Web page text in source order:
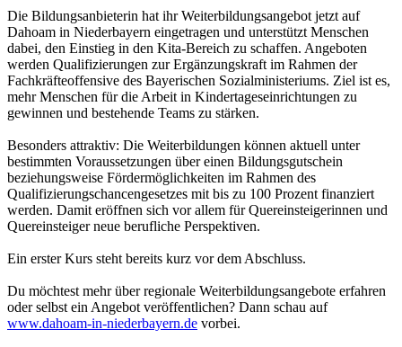
Die Bildungsanbieterin hat ihr Weiterbildungsangebot jetzt auf
Dahoam in Niederbayern eingetragen und unterstützt Menschen
dabei, den Einstieg in den Kita-Bereich zu schaffen. Angeboten
werden Qualifizierungen zur Ergänzungskraft im Rahmen der
Fachkräfteoffensive des Bayerischen Sozialministeriums. Ziel ist es,
mehr Menschen für die Arbeit in Kindertageseinrichtungen zu
gewinnen und bestehende Teams zu stärken.
Besonders attraktiv: Die Weiterbildungen können aktuell unter
bestimmten Voraussetzungen über einen Bildungsgutschein
beziehungsweise Fördermöglichkeiten im Rahmen des
Qualifizierungschancengesetzes mit bis zu 100 Prozent finanziert
werden. Damit eröffnen sich vor allem für Quereinsteigerinnen und
Quereinsteiger neue berufliche Perspektiven.
Ein erster Kurs steht bereits kurz vor dem Abschluss.
Du möchtest mehr über regionale Weiterbildungsangebote erfahren
oder selbst ein Angebot veröffentlichen? Dann schau auf
www.dahoam-in-niederbayern.de vorbei.